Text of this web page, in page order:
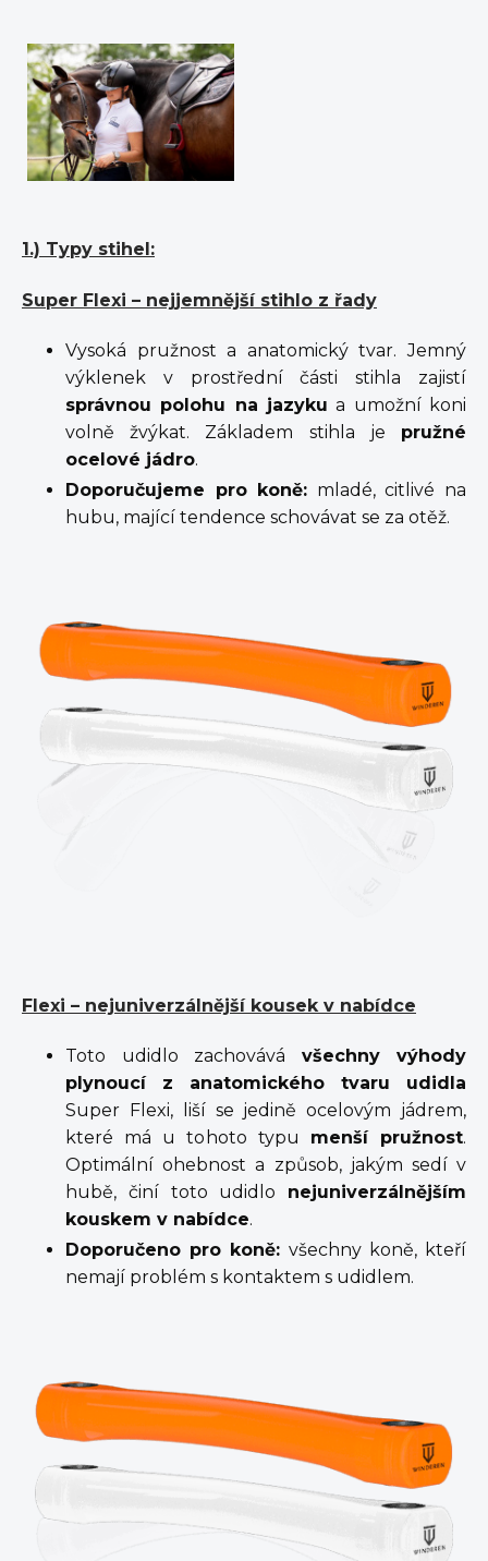
1.) Typy stihel:
Super Flexi – nejjemnější stihlo z řady
Vysoká pružnost a anatomický tvar. Jemný
výklenek v prostřední části stihla zajistí
správnou polohu na jazyku a umožní koni
volně žvýkat. Základem stihla je pružné
ocelové jádro.
Doporučujeme pro koně: mladé, citlivé na
hubu, mající tendence schovávat se za otěž.
Flexi – nejuniverzálnější kousek v nabídce
Toto udidlo zachovává všechny výhody
plynoucí z anatomického tvaru udidla
Super Flexi, liší se jedině ocelovým jádrem,
které má u tohoto typu menší pružnost.
Optimální ohebnost a způsob, jakým sedí v
hubě, činí toto udidlo nejuniverzálnějším
kouskem v nabídce.
Doporučeno pro koně: všechny koně, kteří
nemají problém s kontaktem s udidlem.